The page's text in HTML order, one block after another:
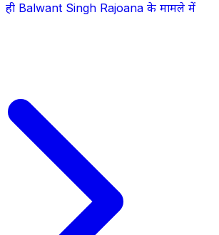
ही Balwant Singh Rajoana के मामले में